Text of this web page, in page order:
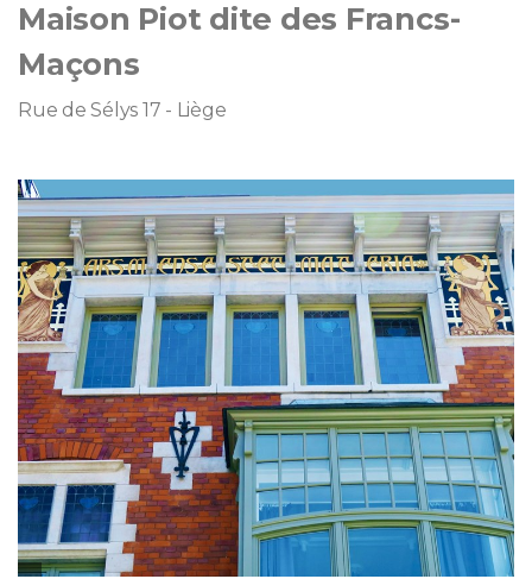
Maison Piot dite des Francs-
Maçons
Rue de Sélys 17 - Liège